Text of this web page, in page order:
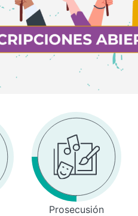
Prosecusión